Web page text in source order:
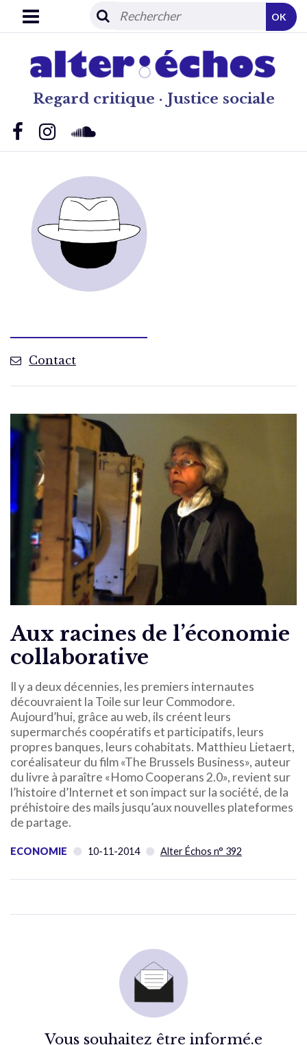
Regard critique · Justice sociale
OK
Contact
Aux racines de l’économie
collaborative
Il y a deux décennies, les premiers internautes
découvraient la Toile sur leur Commodore.
Aujourd’hui, grâce au web, ils créent leurs
supermarchés coopératifs et participatifs, leurs
propres banques, leurs cohabitats. Matthieu Lietaert,
coréalisateur du film «The Brussels Business», auteur
du livre à paraître «Homo Cooperans 2.0», revient sur
l’histoire d’Internet et son impact sur la société, de la
préhistoire des mails jusqu’aux nouvelles plateformes
de partage.
ECONOMIE 10-11-2014 Alter Échos n° 392
Vous souhaitez être informé.e